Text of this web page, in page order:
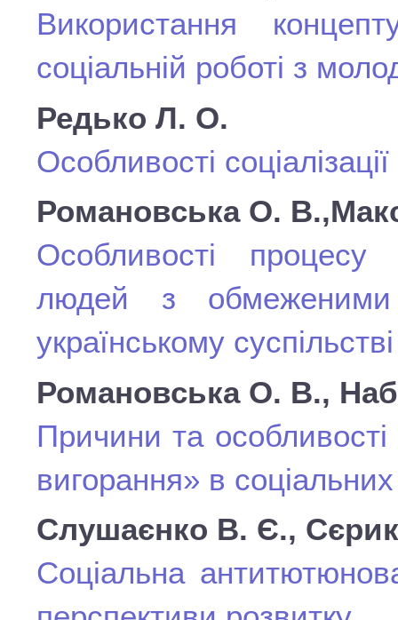
Використання
соціальній роботі з
Редько Л. О.
Особливості
Романовська О.
Особливості процесу
людей з
українському суспільстві
Романовська О. В.,
Причини та
вигорання» в соціальних
Слушаєнко В. Є.,
Соціальна